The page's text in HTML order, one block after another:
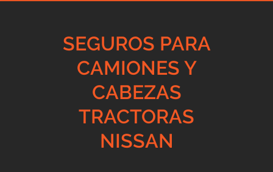
SEGUROS PARA
CAMIONES Y
CABEZAS
TRACTORAS
NISSAN